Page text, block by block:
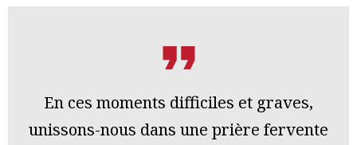
En ces moments difficiles et graves,
unissons-nous dans une prière fervente